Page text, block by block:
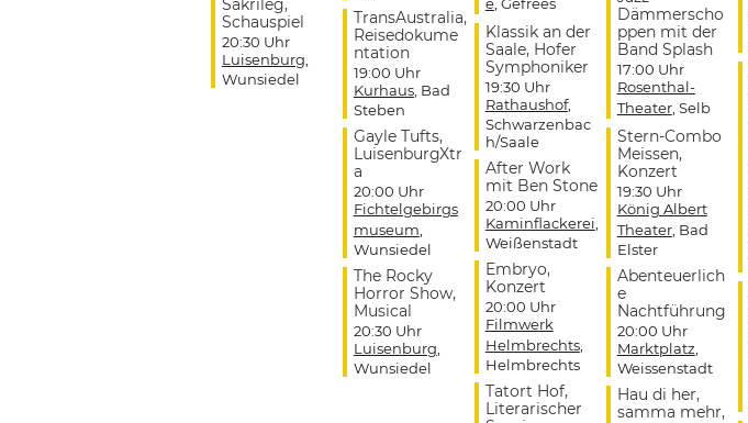
Sakrileg,
Schauspiel
20:30 Uhr
Luisenburg,
Wunsiedel
TransAustralia,
Reisedokume
ntation
19:00 Uhr
Kurhaus, Bad
Steben
Gayle Tufts,
LuisenburgXtr
a
20:00 Uhr
Fichtelgebirgs
museum,
Wunsiedel
The Rocky
Horror Show,
Musical
20:30 Uhr
Luisenburg,
Wunsiedel
e, Gefrees
Klassik an der
Saale, Hofer
Symphoniker
19:30 Uhr
Rathaushof,
Schwarzenbac
h/Saale
After Work
mit Ben Stone
20:00 Uhr
Kaminflackerei,
Weißenstadt
Embryo,
Konzert
20:00 Uhr
Filmwerk
Helmbrechts,
Helmbrechts
Tatort Hof,
Literarischer
Dämmerscho
ppen mit der
Band Splash
17:00 Uhr
Rosenthal-
Theater, Selb
Stern-Combo
Meissen,
Konzert
19:30 Uhr
König Albert
Theater, Bad
Elster
Abenteuerlich
e
Nachtführung
20:00 Uhr
Marktplatz,
Weissenstadt
Hau di her,
samma mehr,